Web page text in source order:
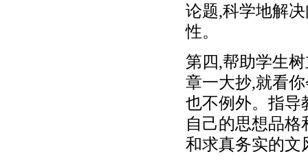
论题,科学地解
性。
第四,帮助学生
章一大抄,就看
也不例外。指导
自己的思想品
和求真务实的文